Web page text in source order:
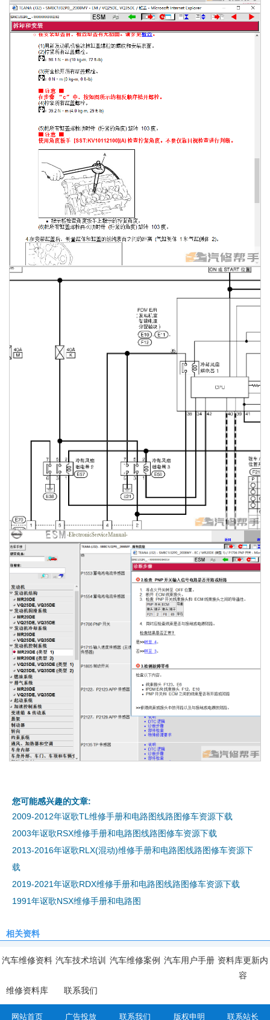
您可能感兴趣的文章:
2009-2012年讴歌TL维修手册和电路图线路图修车资源下载
2003年讴歌RSX维修手册和电路图线路图修车资源下载
2013-2016年讴歌RLX(混动)维修手册和电路图线路图修车资源下
载
2019-2021年讴歌RDX维修手册和电路图线路图修车资源下载
1991年讴歌NSX维修手册和电路图
相关资料
汽车维修资料 汽车技术培训 汽车维修案例 汽车用户手册 资料库更新内
容
维修资料库
联系我们
网站首页 广告投放 联系我们 版权申明 联系站长